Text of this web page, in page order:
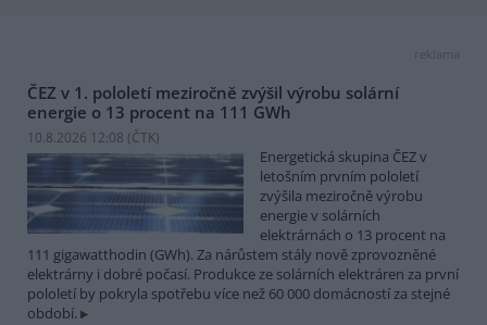
reklama
ČEZ v 1. pololetí meziročně zvýšil výrobu solární
energie o 13 procent na 111 GWh
10.8.2026 12:08 (ČTK)
Energetická skupina ČEZ v
letošním prvním pololetí
zvýšila meziročně výrobu
energie v solárních
elektrárnách o 13 procent na
111 gigawatthodin (GWh). Za nárůstem stály nově zprovozněné
elektrárny i dobré počasí. Produkce ze solárních elektráren za první
pololetí by pokryla spotřebu více než 60 000 domácností za stejné
období.